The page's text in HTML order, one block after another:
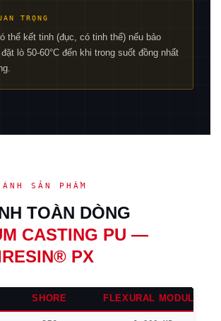
TRỌNG
thể kết tinh (đục, có tinh thể) nếu bảo
lò 50-60°C đến khi trong suốt đồng nhất
SẢN PHẨM
TOÀN DÒNG
CASTING PU —
PX
SHORE FLEXURAL MODULUS